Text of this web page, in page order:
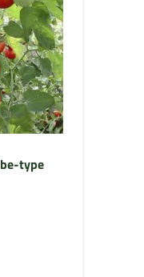
type